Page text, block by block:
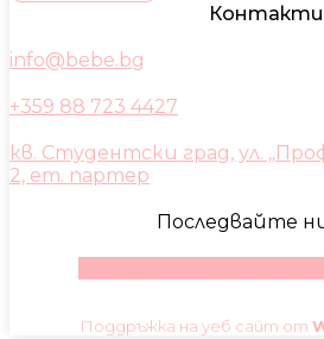
Контакти
info@bebe.bg
+359 88 723 4427
кв. Студентски град, ул.
2, ет. партер
Последвайте
Поддръжка на уеб сайт от